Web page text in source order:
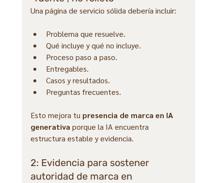
Una página de servicio sólida debería incluir:
Problema que resuelve.
Qué incluye y qué no incluye.
Proceso paso a paso.
Entregables.
Casos y resultados.
Preguntas frecuentes.
Esto mejora tu presencia de marca en IA
generativa porque la IA encuentra
estructura estable y evidencia.
2: Evidencia para sostener
autoridad de marca en